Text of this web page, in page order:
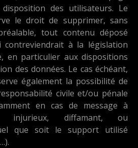
des utilisateurs. Le
le droit de supprimer, sans
tout contenu déposé
contreviendrait à la législation
en particulier aux dispositions
des données. Le cas échéant,
également la possibilité de
civile et/ou pénale
en cas de message à
injurieux, diffamant, ou
que soit le support utilisé